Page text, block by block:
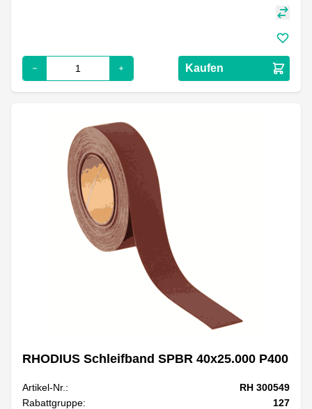
Kaufen
RHODIUS Schleifband SPBR 40x25.000 P400
Artikel-Nr.:
RH 300549
Rabattgruppe:
127